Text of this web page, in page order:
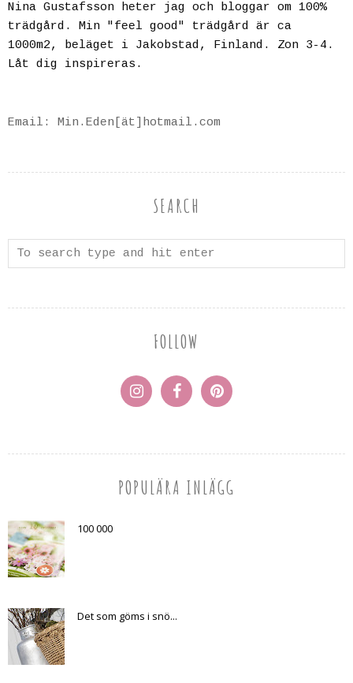
Nina Gustafsson heter jag och bloggar om 100%
trädgård. Min "feel good" trädgård är ca
1000m2, beläget i Jakobstad, Finland. Zon 3-4.
Låt dig inspireras.
Email: Min.Eden[ät]hotmail.com
SEARCH
FOLLOW
POPULÄRA INLÄGG
100 000
Det som göms i snö...